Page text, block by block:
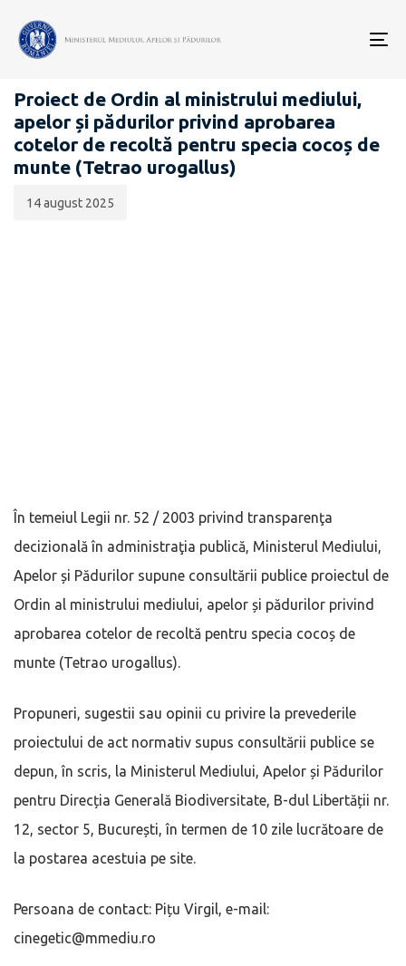
PROIECTE ACTE NORMATIVE
Proiect de Ordin al ministrului mediului,
apelor și pădurilor privind aprobarea
cotelor de recoltă pentru specia cocoș de
munte (Tetrao urogallus)
publicării:
14 august 2025
În temeiul Legii nr. 52 / 2003 privind transparenţa
decizională în administraţia publică, Ministerul Mediului,
Apelor și Pădurilor supune consultării publice proiectul de
Ordin al ministrului mediului, apelor și pădurilor privind
aprobarea cotelor de recoltă pentru specia cocoș de
munte (Tetrao urogallus).
Propuneri, sugestii sau opinii cu privire la prevederile
proiectului de act normativ supus consultării publice se
depun, în scris, la Ministerul Mediului, Apelor și Pădurilor
pentru Direcția Generală Biodiversitate, B-dul Libertății nr.
12, sector 5, București, în termen de 10 zile lucrătoare de
la postarea acestuia pe site.
Persoana de contact: Pițu Virgil, e-mail:
cinegetic@mmediu.ro